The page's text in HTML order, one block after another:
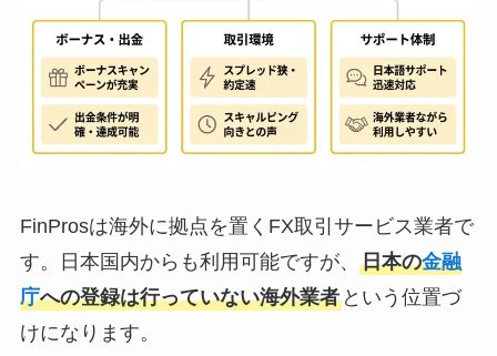
FinProsは海外に拠点を置くFX取引サービス業者で
す。日本国内からも利用可能ですが、 日本の金融
庁への登録は行っていない海外業者という位置づ
けになります。